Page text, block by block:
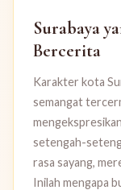
Surabaya
Bercerita
Karakter kota
semangat
setengah-
rasa sayang,
Inilah mengapa